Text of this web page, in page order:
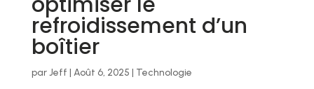
refroidissement d’un
boîtier
parJeff | Août 6, 2025 | Technologie